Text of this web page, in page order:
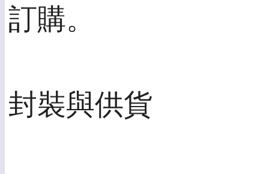
訂購。
封裝與供貨